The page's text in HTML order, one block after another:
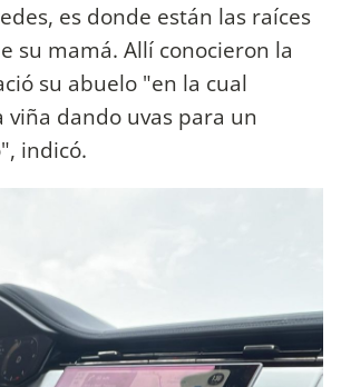
es donde están las raíces
su mamá. Allí conocieron la
su abuelo "en la cual
viña dando uvas para un
indicó.